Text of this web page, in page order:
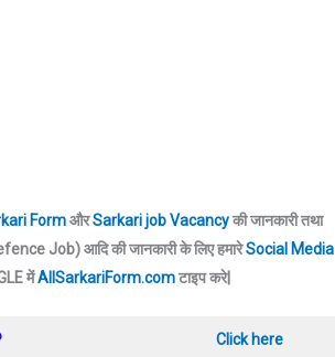
FormऔरSarkari job Vacancyकी जानकारी तथा
Job) आदि की जानकारी के लिए हमारेSocial Media
मेंAllSarkariForm.comटाइप करे|
Click here